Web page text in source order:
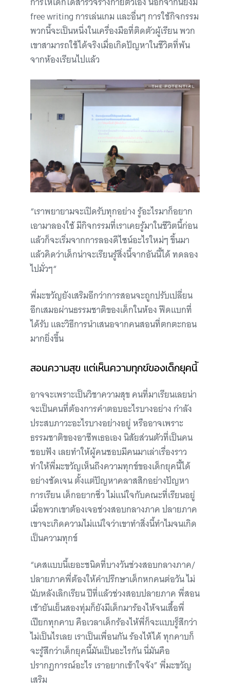
free writing การเล่นเกม และอื่นๆ การใช้กิจกรรม
พวกนี้จะเป็นหนึ่งในเครื่องมือที่ติดตัวผู้เรียน พวก
เขาสามารถใช้ได้จริงเมื่อเกิดปัญหาในชีวิตที่พ้น
จากห้องเรียนไปแล้ว
“เราพยายามจะเปิดรับทุกอย่าง รู้อะไรมาก็อยาก
เอามาลองใช้ มีกิจกรรมที่เราเคยรู้มาในชีวิตนี้ก่อน
แล้วก็จะเริ่มจากการลองดีไซน์อะไรใหม่ๆ ขึ้นมา
แล้วคิดว่าเด็กน่าจะเรียนรู้สิ่งนี้จากอันนี้ได้ ทดลอง
ไปมั่วๆ“
พี่มะขวัญยังเสริมอีกว่าการสอนจะถูกปรับเปลี่ยน
อีกเสมอผ่านธรรมชาติของเด็กในห้อง ฟีดแบกที่
ได้รับ และวิธีการนำเสนอจากคนสอนที่ตกตะกอน
มากยิ่งขึ้น
สอนความสุข แต่เห็นความทุกข์ของเด็กยุคนี้
อาจจะเพราะเป็นวิชาความสุข คนที่มาเรียนเลยน่า
จะเป็นคนที่ต้องการคำตอบอะไรบางอย่าง กำลัง
ประสบภาวะอะไรบางอย่างอยู่ หรืออาจเพราะ
ธรรมชาติของอาชีพเธอเอง นิสัยส่วนตัวที่เป็นคน
ชอบฟัง เลยทำให้ผู้คนชอบมีคนมาเล่าเรื่องราว
ทำให้พี่มะขวัญเห็นถึงความทุกข์ของเด็กยุคนี้ได้
อย่างชัดเจน ตั้งแต่ปัญหาคลาสสิกอย่างปัญหา
การเรียน เด็กอยากซิ่ว ไม่แน่ใจกับคณะที่เรียนอยู่
เมื่อพวกเขาต้องเจอช่วงสอบกลางภาค ปลายภาค
เขาจะเกิดความไม่แน่ใจว่าเขาทำสิ่งนี้ทำไมจนเกิด
เป็นความทุกข์
“เคสแบบนี้เยอะชนิดที่บางวันช่วงสอบกลางภาค/
ปลายภาคพี่ต้องให้คำปรึกษาเด็กหกคนต่อวัน ไม่
นับหลังเลิกเรียน ปีที่แล้วช่วงสอบปลายภาค พี่สอน
เช้ายันเย็นสองทุ่มก็ยังมีเด็กมาร้องไห้จนเสื้อพี่
เปียกทุกคาบ คือเวลาเด็กร้องไห้พี่ก็จะแบบรู็สึกว่า
ไม่เป็นไรเลย เราเป็นเพื่อนกัน ร้องไห้ได้ ทุกคาบก็
จะรู้สึกว่าเด็กยุคนี้มันเป็นอะไรกัน นี่มันคือ
ปรากฏการณ์อะไร เราอยากเข้าใจจัง” พี่มะขวัญ
เสริม